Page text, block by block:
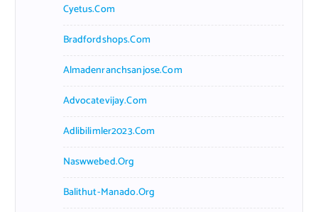
Cyetus.com
Bradfordshops.com
Almadenranchsanjose.com
Advocatevijay.com
Adlibilimler2023.com
Naswwebed.org
Balithut-Manado.org